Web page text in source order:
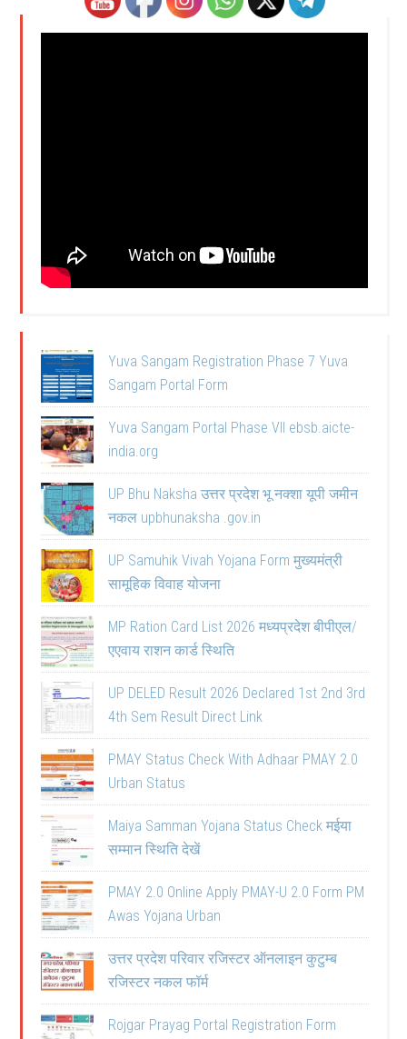
Yuva Sangam Registration Phase 7 Yuva
Sangam Portal Form
Yuva Sangam Portal Phase VII ebsb.aicte-
india.org
UP Bhu Naksha उत्तर प्रदेश भू नक्शा यूपी जमीन
नकल upbhunaksha .gov.in
UP Samuhik Vivah Yojana Form मुख्यमंत्री
सामूहिक विवाह योजना
MP Ration Card List 2026 मध्यप्रदेश बीपीएल/
एएवाय राशन कार्ड स्थिति
UP DELED Result 2026 Declared 1st 2nd 3rd
4th Sem Result Direct Link
PMAY Status Check With Adhaar PMAY 2.0
Urban Status
Maiya Samman Yojana Status Check मईया
सम्मान स्थिति देखें
PMAY 2.0 Online Apply PMAY-U 2.0 Form PM
Awas Yojana Urban
उत्तर प्रदेश परिवार रजिस्टर ऑनलाइन कुटुम्ब
रजिस्टर नकल फॉर्म
Rojgar Prayag Portal Registration Form